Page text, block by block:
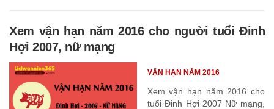
Xem vận hạn năm 2016 cho người tuổi Đinh
Hợi 2007, nữ mạng
Xem vận hạn năm 2016 cho
tuổi Đinh Hợi 2007 Nữ mạng,
VẬN HẠN NĂM 2016